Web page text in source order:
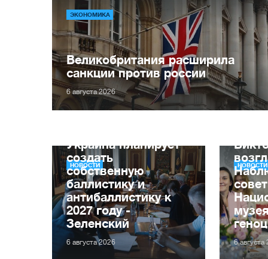
ЭКОНОМИКА
Великобритания расширила
санкции против россии
6 августа 2026
НОВОСТИ
Украина планирует
создать
собственную
баллистику и
антибаллистику к
2027 году -
Зеленский
6 августа 2026
НОВОСТИ
совет
6 августа
Оправдывали